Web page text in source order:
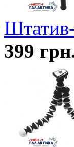
399